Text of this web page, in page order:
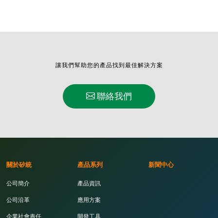
讓我們幫助您的產品找到最佳解決方案
聯絡我們
關於矽統
公司簡介
公司沿革
企業社會責任
產品系列
產品資訊
應用方案
開發工具
新聞中心